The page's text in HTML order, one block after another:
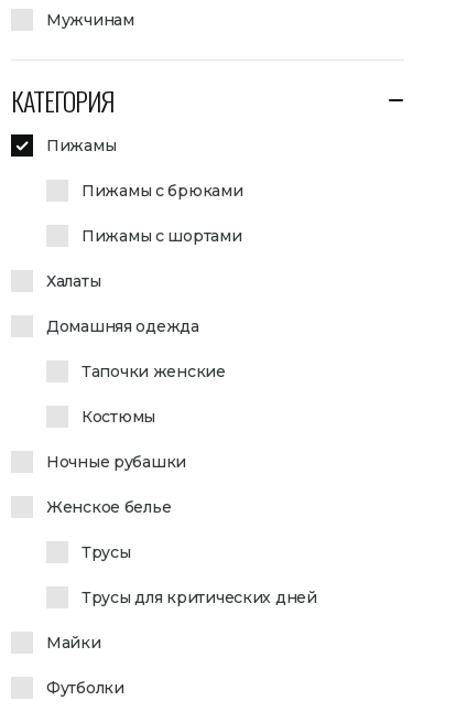
Мужчинам
КАТЕГОРИЯ
Пижамы
Пижамы с брюками
Пижамы с шортами
Халаты
Домашняя одежда
Тапочки женские
Костюмы
Ночные рубашки
Женское белье
Трусы
Трусы для критических дней
Майки
Футболки